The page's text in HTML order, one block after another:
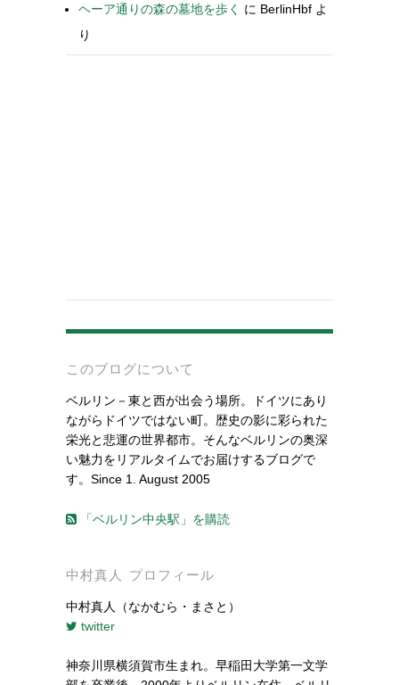
ヘーア通りの森の墓地を歩く
に BerlinHbf よ
り
このブログについて
ベルリン－東と西が出会う場所。ドイツにあり
ながらドイツではない町。歴史の影に彩られた
栄光と悲運の世界都市。そんなベルリンの奥深
い魅力をリアルタイムでお届けするブログで
す。Since 1. August 2005
「ベルリン中央駅」を購読
中村真人 プロフィール
中村真人（なかむら・まさと）
twitter
神奈川県横須賀市生まれ。早稲田大学第一文学